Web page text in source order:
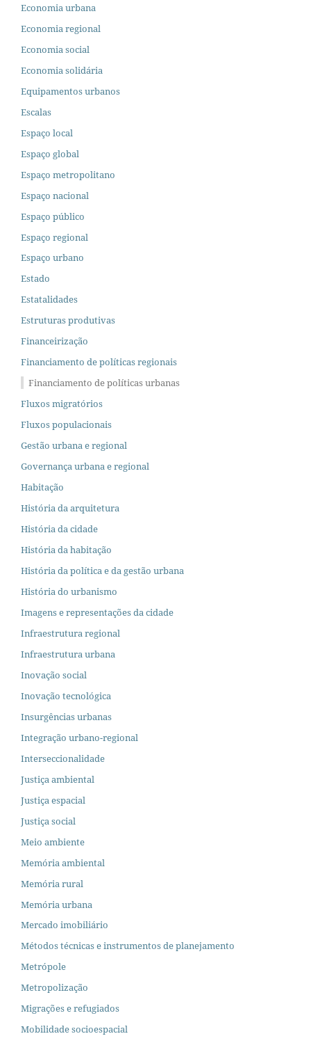
Economia urbana
Economia regional
Economia social
Economia solidária
Equipamentos urbanos
Escalas
Espaço local
Espaço global
Espaço metropolitano
Espaço nacional
Espaço público
Espaço regional
Espaço urbano
Estado
Estatalidades
Estruturas produtivas
Financeirização
Financiamento de políticas regionais
Financiamento de políticas urbanas
Fluxos migratórios
Fluxos populacionais
Gestão urbana e regional
Governança urbana e regional
Habitação
História da arquitetura
História da cidade
História da habitação
História da política e da gestão urbana
História do urbanismo
Imagens e representações da cidade
Infraestrutura regional
Infraestrutura urbana
Inovação social
Inovação tecnológica
Insurgências urbanas
Integração urbano-regional
Interseccionalidade
Justiça ambiental
Justiça espacial
Justiça social
Meio ambiente
Memória ambiental
Memória rural
Memória urbana
Mercado imobiliário
Métodos técnicas e instrumentos de planejamento
Metrópole
Metropolização
Migrações e refugiados
Mobilidade socioespacial